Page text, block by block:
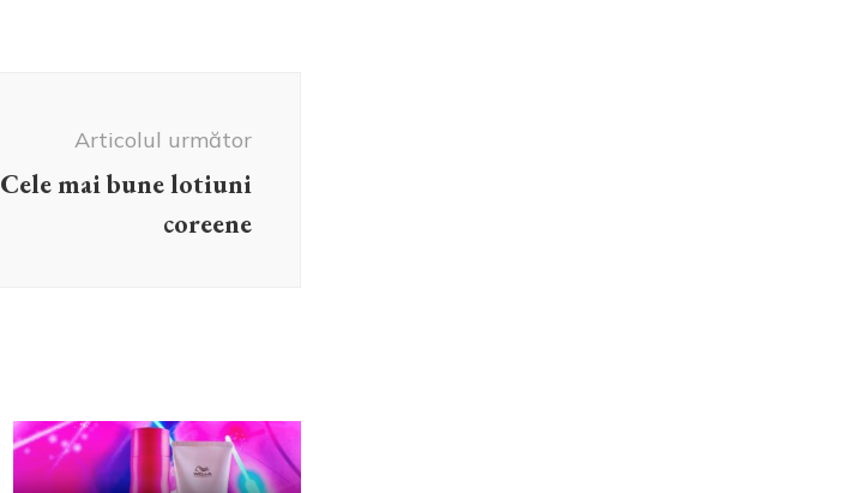
Articolul următor
Cele mai bune lotiuni
coreene